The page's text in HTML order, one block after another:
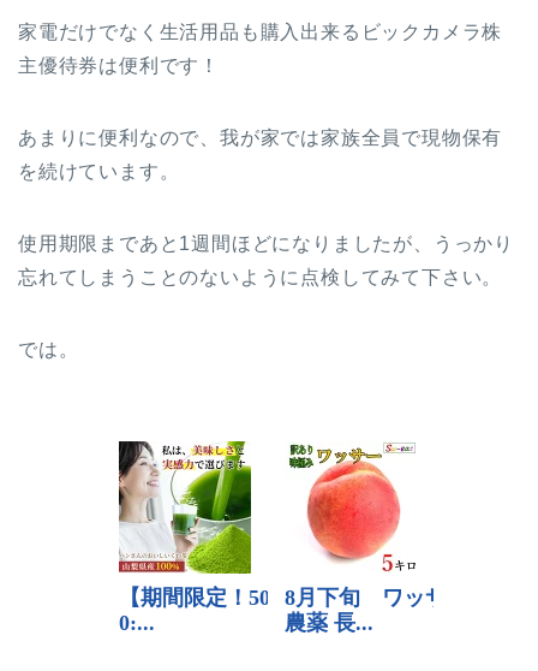
家電だけでなく生活用品も購入出来るビックカメラ株
主優待券は便利です！
あまりに便利なので、我が家では家族全員で現物保有
を続けています。
使用期限まであと1週間ほどになりましたが、うっかり
忘れてしまうことのないように点検してみて下さい。
では。